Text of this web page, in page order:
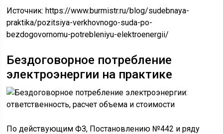
Источник:https://www.burmistr.ru/blog/sudebnaya-
praktika/pozitsiya-verkhovnogo-suda-po-
bezdogovornomu-potrebleniyu-elektroenergii/
Бездоговорное потребление
электроэнергии на практике
По действующим ФЗ, Постановлению №442 и ряду